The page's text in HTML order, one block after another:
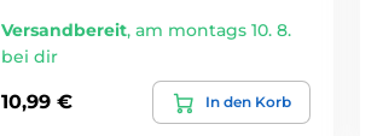
Versandbereit, am montags 10. 8.
bei dir
10,99 € In den Korb